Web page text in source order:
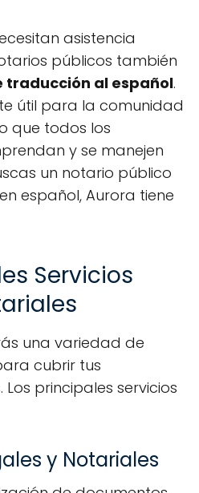
asistencia
públicos también
traducción al español.
útil para la comunidad
que todos los
y se manejen
un notario público
español, Aurora tiene
Servicios
una variedad de
cubrir tus
principales servicios
y Notariales